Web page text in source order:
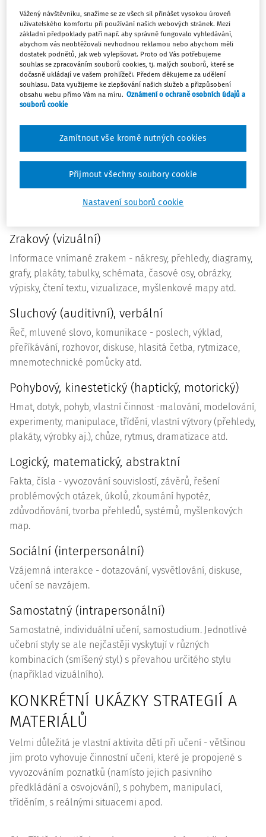
někdy mají tendenci inklinovat k těm stylům, které se jeví
výhodné pro ně samé, nebo uplatňují pouze některé styly
učení, zatímco pro jiné nevytvářejí žádný prostor. Tímto
přístupem však mohou některé žáky významně
znevýhodňovat.
STYLY UČENÍ A STRATEGIE UČENÍ
V odborné literatuře se lze setkat s celou řadou teorií
týkajících se stylů učení a jejich členěními na základě
různých kritérií. V následujícím přehledu uvádím příklady
stylů učení podle preference smyslových analyzátorů
(interpersonální, intrapersonální) a typu inteligence
Zrakový (vizuální)
Informace vnímané zrakem - nákresy, přehledy, diagramy,
grafy, plakáty, tabulky, schémata, časové osy, obrázky,
výpisky, čtení textu, vizualizace, myšlenkové mapy atd.
Sluchový (auditivní), verbální
Řeč, mluvené slovo, komunikace - poslech, výklad,
přeříkávání, rozhovor, diskuse, hlasitá četba, rytmizace,
mnemotechnické pomůcky atd.
Pohybový, kinestetický (haptický, motorický)
Hmat, dotyk, pohyb, vlastní činnost -malování, modelování,
experimenty, manipulace, třídění, vlastní výtvory (přehledy,
plakáty, výrobky aj.), chůze, rytmus, dramatizace atd.
Logický, matematický, abstraktní
Fakta, čísla - vyvozování souvislostí, závěrů, řešení
problémových otázek, úkolů, zkoumání hypotéz,
zdůvodňování, tvorba přehledů, systémů, myšlenkových
map.
Sociální (interpersonální)
Vzájemná interakce - dotazování, vysvětlování, diskuse,
učení se navzájem.
Samostatný (intrapersonální)
Samostatné, individuální učení, samostudium. Jednotlivé
učební styly se ale nejčastěji vyskytují v různých
kombinacích (smíšený styl) s převahou určitého stylu
(například vizuálního).
KONKRÉTNÍ UKÁZKY STRATEGIÍ A
MATERIÁLŮ
Velmi důležitá je vlastní aktivita dětí při učení - většinou
jim proto vyhovuje činnostní učení, které je propojené s
vyvozováním poznatků (namísto jejich pasivního
předkládání a osvojování), s pohybem, manipulací,
tříděním, s reálnými situacemi apod.
Vážený návštěvníku, snažíme se ze všech sil přinášet vysokou úroveň
uživatelského komfortu při používání našich webových stránek. Mezi
základní předpoklady patří např. aby správně fungovalo vyhledávání,
abychom vás neobtěžovali nevhodnou reklamou nebo abychom měli
dostatek podnětů, jak web vylepšovat. Proto od Vás potřebujeme
souhlas se zpracováním souborů cookies, tj. malých souborů, které se
dočasně ukládají ve vašem prohlížeči. Předem děkujeme za udělení
souhlasu. Data využijeme ke zlepšování našich služeb a přizpůsobení
obsahu webu přímo Vám na míru. Oznámení o ochraně osobních údajů a
souborů cookie
Nastavení souborů cookie
Zamítnout vše kromě nutných cookies
Přijmout všechny soubory cookie